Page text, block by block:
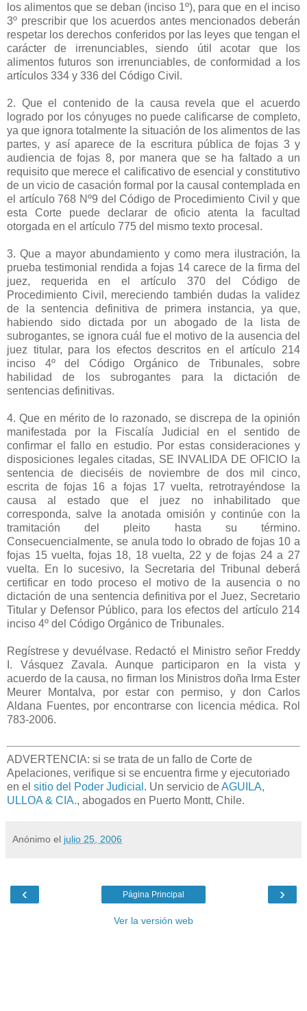
los alimentos que se deban (inciso 1º), para que en el inciso
3º prescribir que los acuerdos antes mencionados deberán
respetar los derechos conferidos por las leyes que tengan el
carácter de irrenunciables, siendo útil acotar que los
alimentos futuros son irrenunciables, de conformidad a los
artículos 334 y 336 del Código Civil.
2. Que el contenido de la causa revela que el acuerdo
logrado por los cónyuges no puede calificarse de completo,
ya que ignora totalmente la situación de los alimentos de las
partes, y así aparece de la escritura pública de fojas 3 y
audiencia de fojas 8, por manera que se ha faltado a un
requisito que merece el calificativo de esencial y constitutivo
de un vicio de casación formal por la causal contemplada en
el artículo 768 Nº9 del Código de Procedimiento Civil y que
esta Corte puede declarar de oficio atenta la facultad
otorgada en el artículo 775 del mismo texto procesal.
3. Que a mayor abundamiento y como mera ilustración, la
prueba testimonial rendida a fojas 14 carece de la firma del
juez, requerida en el artículo 370 del Código de
Procedimiento Civil, mereciendo también dudas la validez
de la sentencia definitiva de primera instancia, ya que,
habiendo sido dictada por un abogado de la lista de
subrogantes, se ignora cuál fue el motivo de la ausencia del
juez titular, para los efectos descritos en el artículo 214
inciso 4º del Código Orgánico de Tribunales, sobre
habilidad de los subrogantes para la dictación de
sentencias definitivas.
4. Que en mérito de lo razonado, se discrepa de la opinión
manifestada por la Fiscalía Judicial en el sentido de
confirmar el fallo en estudio. Por estas consideraciones y
disposiciones legales citadas, SE INVALIDA DE OFICIO la
sentencia de dieciséis de noviembre de dos mil cinco,
escrita de fojas 16 a fojas 17 vuelta, retrotrayéndose la
causa al estado que el juez no inhabilitado que
corresponda, salve la anotada omisión y continúe con la
tramitación del pleito hasta su término.
Consecuencialmente, se anula todo lo obrado de fojas 10 a
fojas 15 vuelta, fojas 18, 18 vuelta, 22 y de fojas 24 a 27
vuelta. En lo sucesivo, la Secretaria del Tribunal deberá
certificar en todo proceso el motivo de la ausencia o no
dictación de una sentencia definitiva por el Juez, Secretario
Titular y Defensor Público, para los efectos del artículo 214
inciso 4º del Código Orgánico de Tribunales.
Regístrese y devuélvase. Redactó el Ministro señor Freddy
I. Vásquez Zavala. Aunque participaron en la vista y
acuerdo de la causa, no firman los Ministros doña Irma Ester
Meurer Montalva, por estar con permiso, y don Carlos
Aldana Fuentes, por encontrarse con licencia médica. Rol
783-2006.
ADVERTENCIA: si se trata de un fallo de Corte de
Apelaciones, verifique si se encuentra firme y ejecutoriado
en el sitio del Poder Judicial . Un servicio deAGUILA,
ULLOA & CIA., abogados en Puerto Montt, Chile.
Anónimo el julio 25, 2006
‹ ›
Página Principal
Ver la versión web